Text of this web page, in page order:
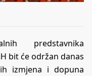
predstavnika
bit će održan danas
izmjena i dopuna